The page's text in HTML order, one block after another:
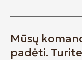
Mūsų
padėti.